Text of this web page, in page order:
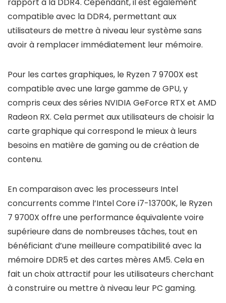
compatible avec la DDR4, permettant aux
utilisateurs de mettre à niveau leur système sans
avoir à remplacer immédiatement leur mémoire.
Pour les cartes graphiques, le Ryzen 7 9700X est
compatible avec une large gamme de GPU, y
compris ceux des séries NVIDIA GeForce RTX et AMD
Radeon RX. Cela permet aux utilisateurs de choisir la
carte graphique qui correspond le mieux à leurs
besoins en matière de gaming ou de création de
contenu.
En comparaison avec les processeurs Intel
concurrents comme l’Intel Core i7-13700K, le Ryzen
7 9700X offre une performance équivalente voire
supérieure dans de nombreuses tâches, tout en
bénéficiant d’une meilleure compatibilité avec la
mémoire DDR5 et des cartes mères AM5. Cela en
fait un choix attractif pour les utilisateurs cherchant
à construire ou mettre à niveau leur PC gaming.